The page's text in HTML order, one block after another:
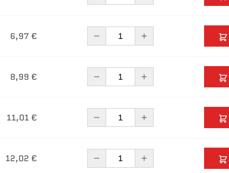
6,97 €
8,99 €
11,01 €
12,02 €